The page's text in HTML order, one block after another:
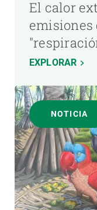
El calor
emisiones
EXPLORAR
NOTICIA